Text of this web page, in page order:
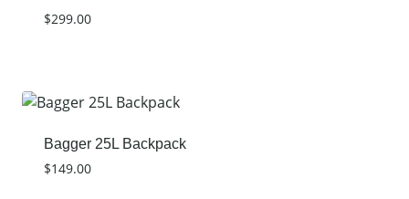
$299.00
Bagger 25L Backpack
$149.00